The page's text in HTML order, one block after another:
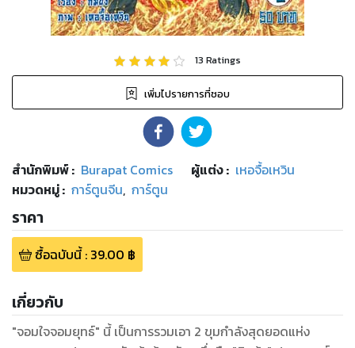
13 Ratings
เพิ่มไปรายการที่ชอบ
สำนักพิมพ์: Burapat Comics ผู้แต่ง : เหอจื้อเหวิน
หมวดหมู่: การ์ตูนจีน, การ์ตูน
ราคา
ซื้อฉบับนี้: 39.00 ฿
เกี่ยวกับ
"จอมใจจอมยุทธ์" นี้ เป็นการรวมเอา 2 ขุมกำลังสุดยอดแห่ง